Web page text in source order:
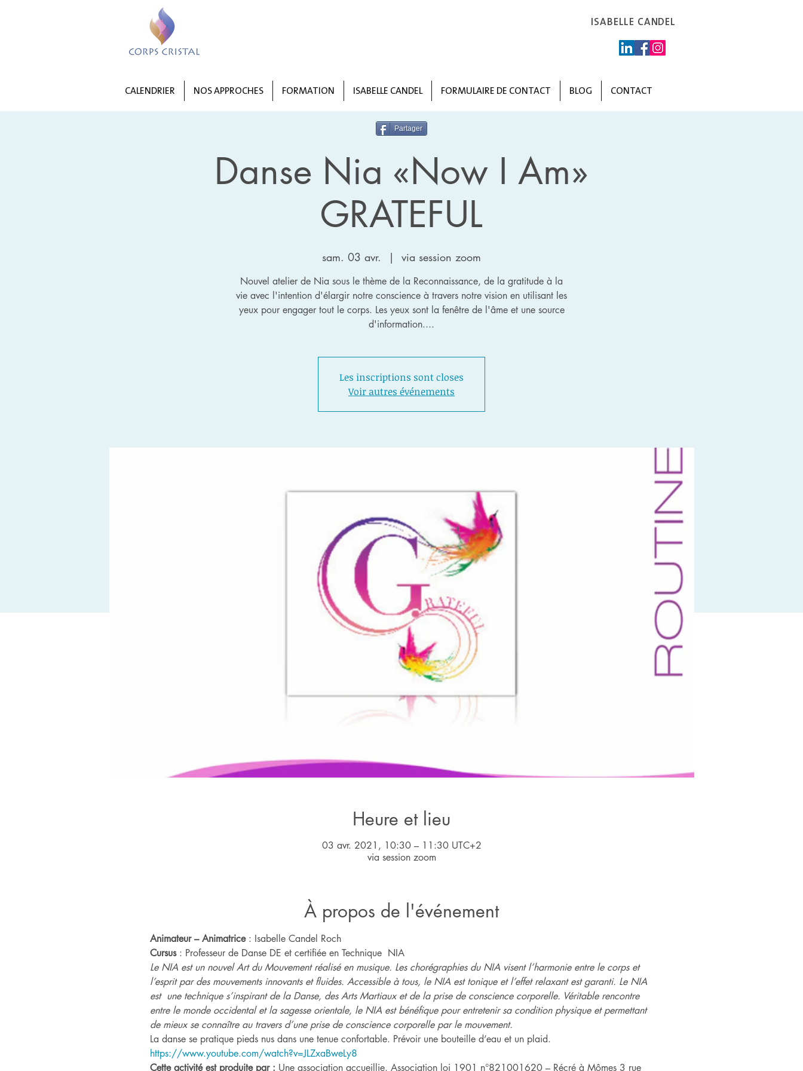
ISABELLE CANDEL
CALENDRIER NOS APPROCHES FORMATION ISABELLE CANDEL FORMULAIRE DE CONTACT BLOG CONTACT
Danse Nia «Now I Am»
GRATEFUL
sam. 03 avr.
  |
via session zoom
Nouvel atelier de Nia sous le thème de la Reconnaissance, de la gratitude à la
vie avec l'intention d'élargir notre conscience à travers notre vision en utilisant les
yeux pour engager tout le corps. Les yeux sont la fenêtre de l'âme et une source
d'information....
Les inscriptions sont closes
Voir autres événements
Heure et lieu
03 avr. 2021, 10:30 – 11:30 UTC+2
via session zoom
À propos de l'événement
Animateur – Animatrice : Isabelle Candel Roch
Cursus : Professeur de Danse DE et certifiée en Technique  NIA
Le NIA est un nouvel Art du Mouvement réalisé en musique. Les chorégraphies du NIA visent l’harmonie entre le corps et
l’esprit par des mouvements innovants et fluides. Accessible à tous, le NIA est tonique et l’effet relaxant est garanti. Le NIA
est  une technique s’inspirant de la Danse, des Arts Martiaux et de la prise de conscience corporelle. Véritable rencontre
entre le monde occidental et la sagesse orientale, le NIA est bénéfique pour entretenir sa condition physique et permettant
de mieux se connaître au travers d’une prise de conscience corporelle par le mouvement.
La danse se pratique pieds nus dans une tenue confortable. Prévoir une bouteille d’eau et un plaid.
https://www.youtube.com/watch?v=JLZxaBweLy8
Cette activité est produite par : Une association accueillie. Association loi 1901 n°821001620 – Récré à Mômes 3 rue
Partager